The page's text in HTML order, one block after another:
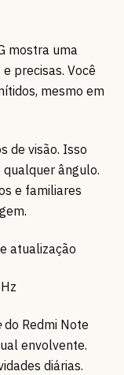
mostra uma
precisas. Você
mesmo em
de visão. Isso
ângulo.
e familiares
atualização
do Redmi Note
envolvente.
diárias.